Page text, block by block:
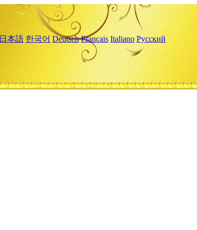
日本語 한국어 Deutsch Français Italiano Русский